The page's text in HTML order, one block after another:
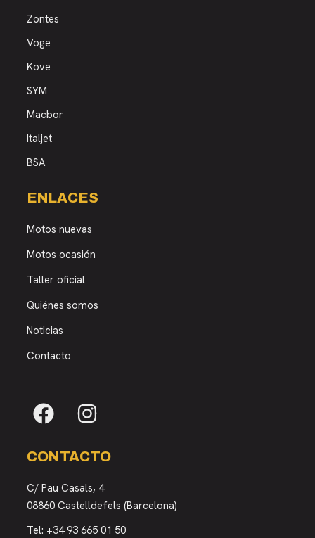
Zontes
Voge
Kove
SYM
Macbor
Italjet
BSA
ENLACES
Motos nuevas
Motos ocasión
Taller oficial
Quiénes somos
Noticias
Contacto
CONTACTO
C/ Pau Casals, 4
08860 Castelldefels (Barcelona)
Tel: +34 93 665 01 50